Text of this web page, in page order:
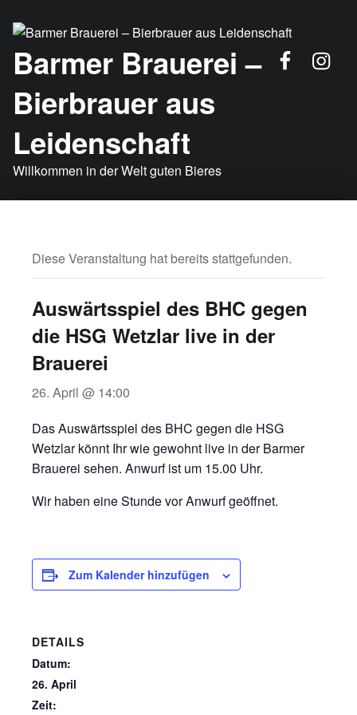
Barmer Brauerei –
Bierbrauer aus
Leidenschaft
Willkommen in der Welt guten Bieres
FB
Diese Veranstaltung hat bereits stattgefunden.
Auswärtsspiel des BHC gegen
die HSG Wetzlar live in der
Brauerei
26. April @ 14:00
Das Auswärtsspiel des BHC gegen die HSG
Wetzlar könnt Ihr wie gewohnt live in der Barmer
Brauerei sehen. Anwurf ist um 15.00 Uhr.
Wir haben eine Stunde vor Anwurf geöffnet.
Zum Kalender hinzufügen
DETAILS
Datum:
26. April
Zeit: